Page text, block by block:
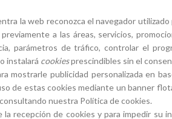
la web reconozca el navegador
a las áreas, servicios,
parámetros de tráfico, controlar el
instalará cookiesprescindibles sin el
publicidad personalizada en
de estas cookies mediante un banner
nuestra Política de cookies.
recepción de cookies y para impedir su